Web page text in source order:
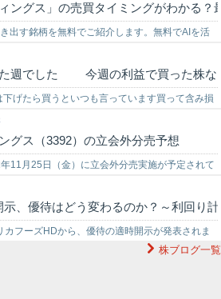
ングス」の売買タイミングがわかる
出す銘柄を無料でご紹介します。無料でAIを活
か？上手く使いこなせれば…
た週でした 今週の利益で買った株な
げたら買うといつも言っています買って含み損
けて 時々配当無いとか高値を買うこともあり
グス（3392）の立会外分売予想
11月25日（金）に立会外分売実施が予定されて
グス（3392）の詳細情報です。…
、優待はどう変わるのか？～利回り
フーズHDから、優待の適時開示が発表されま
更に関するお知らせ中長期に保有してくれ…
株ブログ一覧